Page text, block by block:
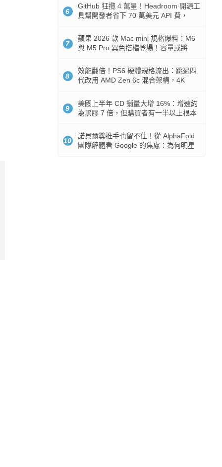
6
GitHub 狂攬 4 萬星！Headroom 開源工
具幫開發者省下 70 萬美元 API 費，
7
蘋果 2026 款 Mac mini 規格爆料：M6
與 M5 Pro 異色搭檔登場！容量或將
8
效能翻倍！PS6 硬體規格流出：跳過四
代改用 AMD Zen 6c 混合架構，4K
9
美國上半年 CD 銷量大增 16%：增速約
為黑膠 7 倍，但購買者有一半以上根本
10
諾貝爾獎推手也留不住！從 AlphaFold
團隊解體看 Google 的焦慮：為何明星